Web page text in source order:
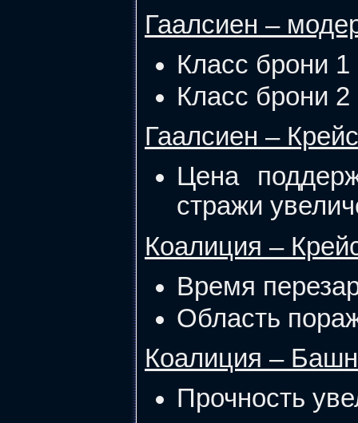
Гаалсиен –
Класс брони
Класс брони
Гаалсиен –
Цена
стражи
Коалиция –
Время
Область
Коалиция –
Прочность